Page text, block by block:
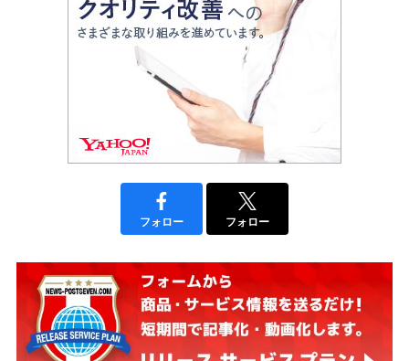
フォロー フォロー